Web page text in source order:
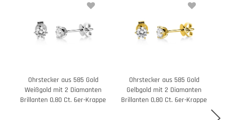
Ohrstecker aus 585 Gold
Weißgold mit 2 Diamanten
Brillanten 0,80 Ct. 6er-Krappe
Ohrstecker aus 585 Gold
Gelbgold mit 2 Diamanten
Brillanten 0,80 Ct. 6er-Krappe